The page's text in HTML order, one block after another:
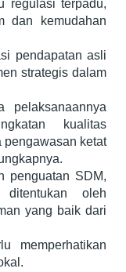
regulasi terpadu,
dan kemudahan
pendapatan asli
strategis dalam
pelaksanaannya
kualitas
pengawasan ketat
penguatan SDM,
oleh
yang baik dari
memperhatikan